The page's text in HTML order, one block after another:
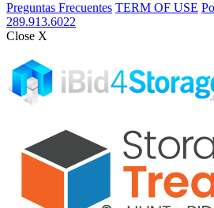
Preguntas Frecuentes TERM OF USE
289.913.6022
Close X